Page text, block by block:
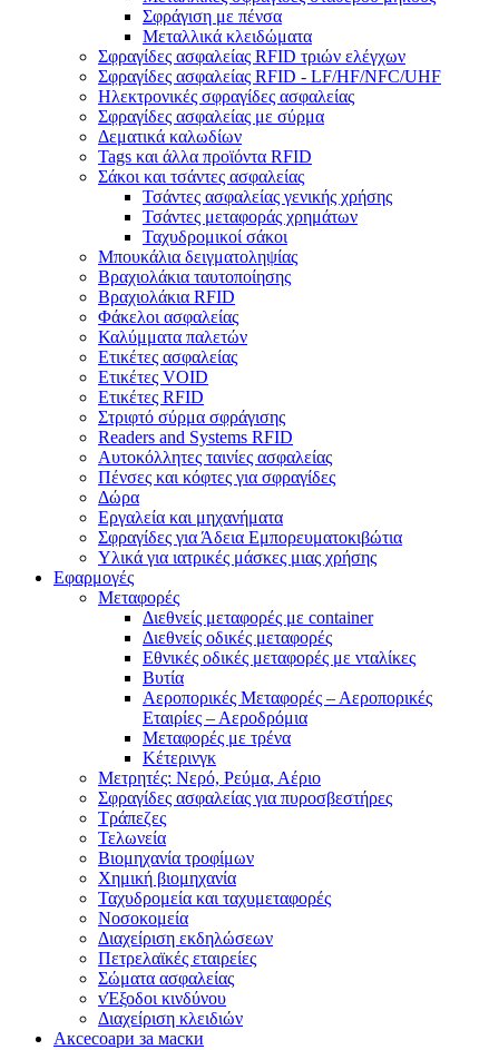
Σφράγιση με πένσα
Μεταλλικά κλειδώματα
Σφραγίδες ασφαλείας RFID τριών ελέγχων
Σφραγίδες ασφαλείας RFID - LF/HF/NFC/UHF
Ηλεκτρονικές σφραγίδες ασφαλείας
Σφραγίδες ασφαλείας με σύρμα
Δεματικά καλωδίων
Tags και άλλα προϊόντα RFID
Σάκοι και τσάντες ασφαλείας
Τσάντες ασφαλείας γενικής χρήσης
Τσάντες μεταφοράς χρημάτων
Ταχυδρομικοί σάκοι
Μπουκάλια δειγματοληψίας
Βραχιολάκια ταυτοποίησης
Βραχιολάκια RFID
Φάκελοι ασφαλείας
Καλύμματα παλετών
Ετικέτες ασφαλείας
Ετικέτες VOID
Ετικέτες RFID
Στριφτό σύρμα σφράγισης
Readers and Systems RFID
Αυτοκόλλητες ταινίες ασφαλείας
Πένσες και κόφτες για σφραγίδες
Δώρα
Εργαλεία και μηχανήματα
Σφραγίδες για Άδεια Εμπορευματοκιβώτια
Υλικά για ιατρικές μάσκες μιας χρήσης
Εφαρμογές
Μεταφορές
Διεθνείς μεταφορές με container
Διεθνείς οδικές μεταφορές
Εθνικές οδικές μεταφορές με νταλίκες
Βυτία
Αεροπορικές Μεταφορές – Αεροπορικές
Εταιρίες – Αεροδρόμια
Μεταφορές με τρένα
Κέτερινγκ
Μετρητές: Νερό, Ρεύμα, Αέριο
Σφραγίδες ασφαλείας για πυροσβεστήρες
Τράπεζες
Τελωνεία
Βιομηχανία τροφίμων
Χημική βιομηχανία
Ταχυδρομεία και ταχυμεταφορές
Νοσοκομεία
Διαχείριση εκδηλώσεων
Πετρελαϊκές εταιρείες
Σώματα ασφαλείας
vΈξοδοι κινδύνου
Διαχείριση κλειδιών
Аксесоари за маски